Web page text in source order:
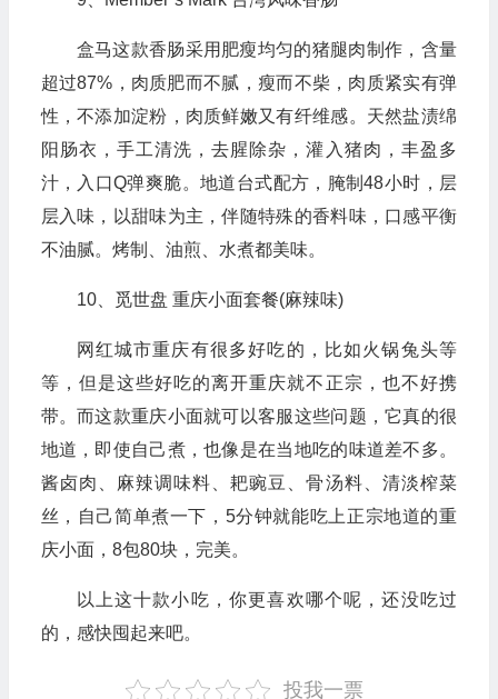
盒马这款香肠采用肥瘦均匀的猪腿肉制作，含量
超过87%，肉质肥而不腻，瘦而不柴，肉质紧实有弹
性，不添加淀粉，肉质鲜嫩又有纤维感。天然盐渍绵
阳肠衣，手工清洗，去腥除杂，灌入猪肉，丰盈多
汁，入口Q弹爽脆。地道台式配方，腌制48小时，层
层入味，以甜味为主，伴随特殊的香料味，口感平衡
不油腻。烤制、油煎、水煮都美味。
10、觅世盘 重庆小面套餐(麻辣味)
网红城市重庆有很多好吃的，比如火锅兔头等
等，但是这些好吃的离开重庆就不正宗，也不好携
带。而这款重庆小面就可以客服这些问题，它真的很
地道，即使自己煮，也像是在当地吃的味道差不多。
酱卤肉、麻辣调味料、耙豌豆、骨汤料、清淡榨菜
丝，自己简单煮一下，5分钟就能吃上正宗地道的重
庆小面，8包80块，完美。
以上这十款小吃，你更喜欢哪个呢，还没吃过
的，感快囤起来吧。
投我一票